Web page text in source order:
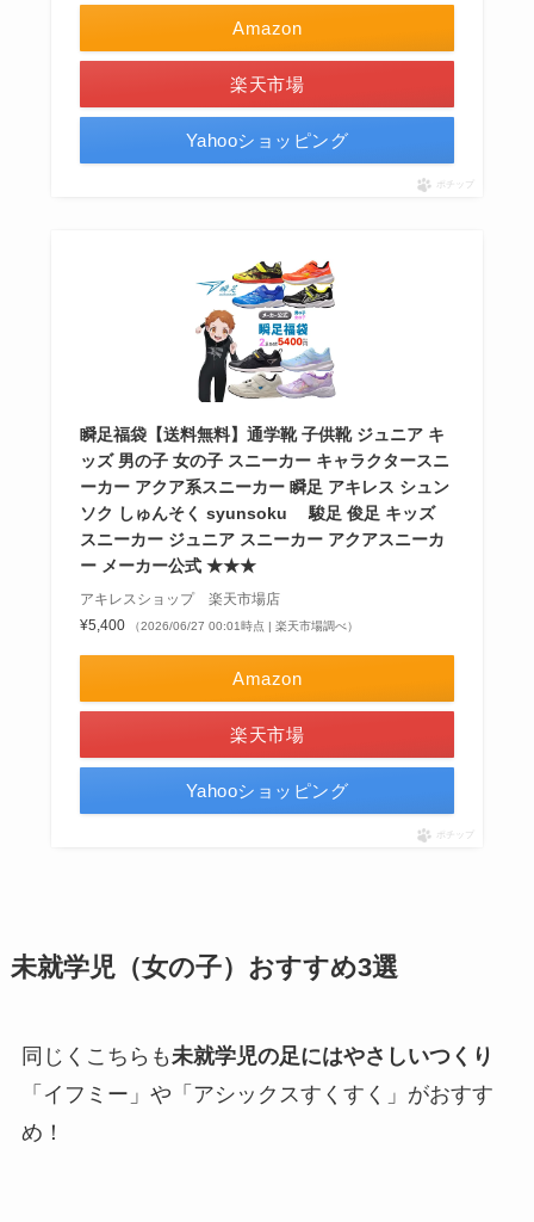
Amazon
楽天市場
Yahooショッピング
ポチップ
瞬足福袋【送料無料】通学靴 子供靴 ジュニア キ
ッズ 男の子 女の子 スニーカー キャラクタースニ
ーカー アクア系スニーカー 瞬足 アキレス シュン
ソク しゅんそく syunsoku 駿足 俊足 キッズ
スニーカー ジュニア スニーカー アクアスニーカ
ー メーカー公式 ★★★
アキレスショップ 楽天市場店
¥5,400
（2026/06/27 00:01時点 | 楽天市場調べ）
Amazon
楽天市場
Yahooショッピング
ポチップ
未就学児（女の子）おすすめ3選
同じくこちらも未就学児の足にはやさしいつくり
「イフミー」や「アシックスすくすく」がおすす
め！